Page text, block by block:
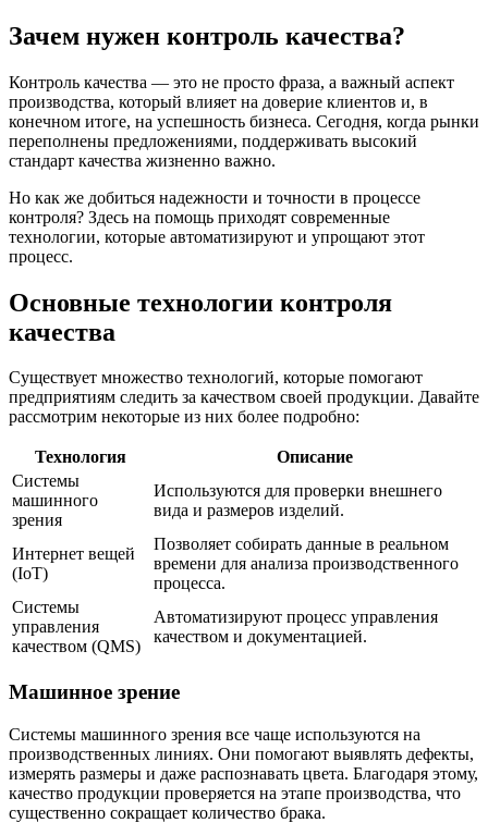
Зачем нужен контроль качества?
Контроль качества — это не просто фраза, а важный аспект
производства, который влияет на доверие клиентов и, в
конечном итоге, на успешность бизнеса. Сегодня, когда рынки
переполнены предложениями, поддерживать высокий
стандарт качества жизненно важно.
Но как же добиться надежности и точности в процессе
контроля? Здесь на помощь приходят современные
технологии, которые автоматизируют и упрощают этот
процесс.
Основные технологии контроля
качества
Существует множество технологий, которые помогают
предприятиям следить за качеством своей продукции. Давайте
рассмотрим некоторые из них более подробно:
Технология
Описание
Системы
машинного
зрения
Используются для проверки внешнего
вида и размеров изделий.
Интернет вещей
(IoT)
Позволяет собирать данные в реальном
времени для анализа производственного
процесса.
Системы
управления
качеством (QMS)
Автоматизируют процесс управления
качеством и документацией.
Машинное зрение
Системы машинного зрения все чаще используются на
производственных линиях. Они помогают выявлять дефекты,
измерять размеры и даже распознавать цвета. Благодаря этому,
качество продукции проверяется на этапе производства, что
существенно сокращает количество брака.